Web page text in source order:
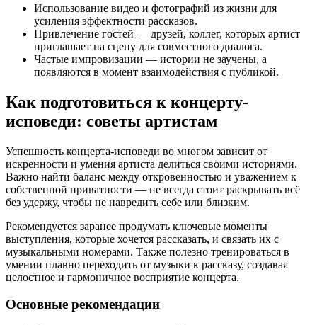
Использование видео и фотографий из жизни для
усиления эффектности рассказов.
Привлечение гостей — друзей, коллег, которых артист
приглашает на сцену для совместного диалога.
Частые импровизации — истории не заучены, а
появляются в момент взаимодействия с публикой.
Как подготовиться к концерту-
исповеди: советы артистам
Успешность концерта-исповеди во многом зависит от
искренности и умения артиста делиться своими историями.
Важно найти баланс между откровенностью и уважением к
собственной приватности — не всегда стоит раскрывать всё
без удержу, чтобы не навредить себе или близким.
Рекомендуется заранее продумать ключевые моменты
выступления, которые хочется рассказать, и связать их с
музыкальными номерами. Также полезно тренироваться в
умении плавно переходить от музыки к рассказу, создавая
целостное и гармоничное восприятие концерта.
Основные рекомендации